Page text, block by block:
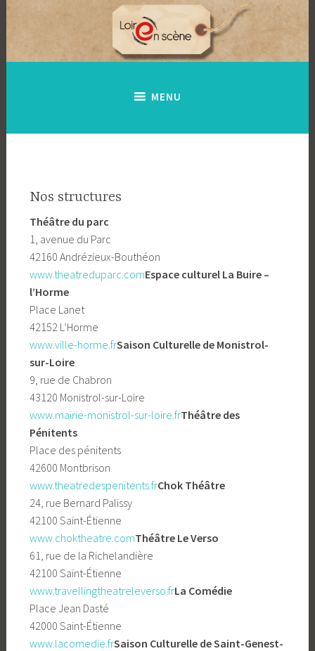
Accéder
contenu
principal
MENU
Nos structures
Théâtre du parc
1, avenue du Parc
42160 Andrézieux-Bouthéon
www.theatreduparc.comEspace culturel La Buire –
l’Horme
Place Lanet
42152 L’Horme
www.ville-horme.frSaison Culturelle de Monistrol-
sur-Loire
9, rue de Chabron
43120 Monistrol-sur-Loire
www.mairie-monistrol-sur-loire.frThéâtre des
Pénitents
Place des pénitents
42600 Montbrison
www.theatredespenitents.frChok Théâtre
24, rue Bernard Palissy
42100 Saint-Étienne
www.choktheatre.comThéâtre Le Verso
61, rue de la Richelandière
42100 Saint-Étienne
www.travellingtheatreleverso.frLa Comédie
Place Jean Dasté
42000 Saint-Étienne
www.lacomedie.frSaison Culturelle de Saint-Genest-